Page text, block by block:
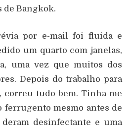
de Bangkok.
por e-mail foi fluida e
um quarto com janelas,
uma vez que muitos dos
Depois do trabalho para
correu tudo bem. Tinha-me
ferrugento mesmo antes de
desinfectante e uma